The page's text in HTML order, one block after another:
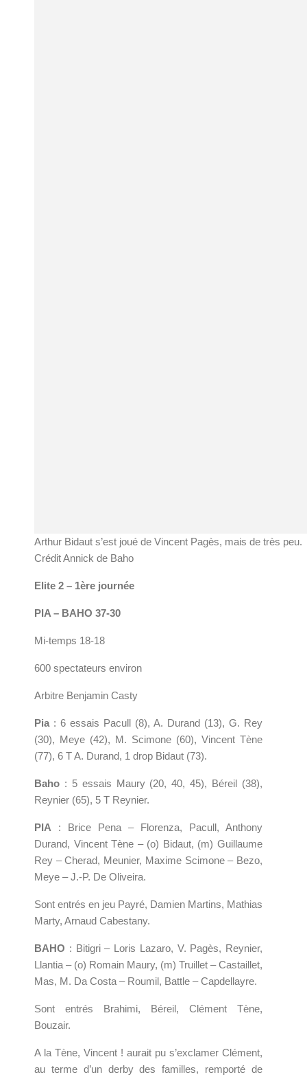
Arthur Bidaut s’est joué de Vincent Pagès, mais de très peu.
Crédit Annick de Baho
Elite 2 – 1ère journée
PIA – BAHO 37-30
Mi-temps 18-18
600 spectateurs environ
Arbitre Benjamin Casty
Pia : 6 essais Pacull (8), A. Durand (13), G. Rey
(30), Meye (42), M. Scimone (60), Vincent Tène
(77), 6 T A. Durand, 1 drop Bidaut (73).
Baho : 5 essais Maury (20, 40, 45), Béreil (38),
Reynier (65), 5 T Reynier.
PIA : Brice Pena – Florenza, Pacull, Anthony
Durand, Vincent Tène – (o) Bidaut, (m) Guillaume
Rey – Cherad, Meunier, Maxime Scimone – Bezo,
Meye – J.-P. De Oliveira.
Sont entrés en jeu Payré, Damien Martins, Mathias
Marty, Arnaud Cabestany.
BAHO : Bitigri – Loris Lazaro, V. Pagès, Reynier,
Llantia – (o) Romain Maury, (m) Truillet – Castaillet,
Mas, M. Da Costa – Roumil, Battle – Capdellayre.
Sont entrés Brahimi, Béreil, Clément Tène,
Bouzair.
A la Tène, Vincent ! aurait pu s’exclamer Clément,
au terme d’un derby des familles, remporté de